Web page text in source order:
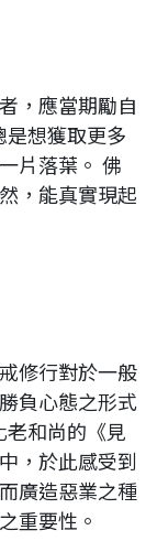
，應當期勵自
是想獲取更多
片落葉。 佛
，能真實現起
修行對於一般
負心態之形式
老和尚的《見
，於此感受到
廣造惡業之種
重要性。